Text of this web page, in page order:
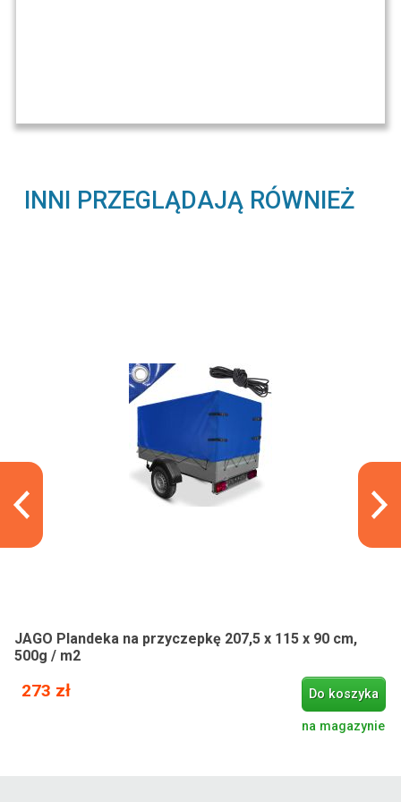
INNI PRZEGLĄDAJĄ RÓWNIEŻ
JAGO Plandeka na przyczepkę 207,5 x 115 x 90 cm,
500g / m2
273 zł Do koszyka
na magazynie